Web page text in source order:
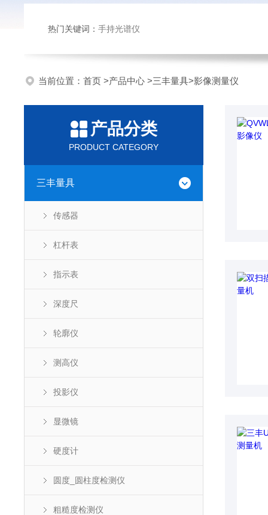
热门关键词： 手持光谱仪
当前位置： 首页 >产品中心 >三丰量具>影像测量仪
产品分类
PRODUCT CATEGORY
三丰量具
传感器
杠杆表
指示表
深度尺
轮廓仪
测高仪
投影仪
显微镜
硬度计
圆度_圆柱度检测仪
粗糙度检测仪